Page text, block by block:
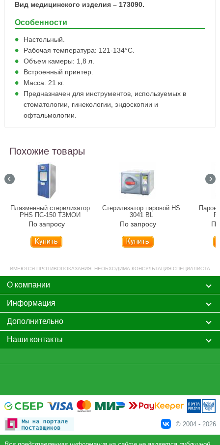
Вид медицинского изделия – 173090.
Особенности
Настольный.
Рабочая температура: 121-134°С.
Объем камеры: 1,8 л.
Встроенный принтер.
Масса: 21 кг.
Предназначен для инструментов, используемых в
стоматологии, гинекологии, эндоскопии и
офтальмологии.
Похожие товары
Плазменный стерилизатор
PHS ПС-150 ТЗМОИ
По запросу
Купить
Стерилизатор паровой HS
3041 BL
По запросу
Купить
ИМЕЮТСЯ ПРОТИВОПОКАЗАНИЯ. НЕОБХОДИМА КОНСУЛЬТАЦИЯ СПЕЦИАЛИСТА
О компании
Информация
Дополнительно
Наши контакты
© 2004 - 2026